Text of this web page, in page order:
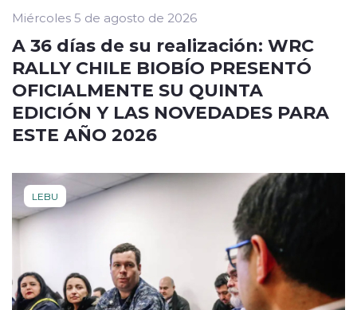
Miércoles 5 de agosto de 2026
A 36 días de su realización: WRC
RALLY CHILE BIOBÍO PRESENTÓ
OFICIALMENTE SU QUINTA
EDICIÓN Y LAS NOVEDADES PARA
ESTE AÑO 2026
LEBU